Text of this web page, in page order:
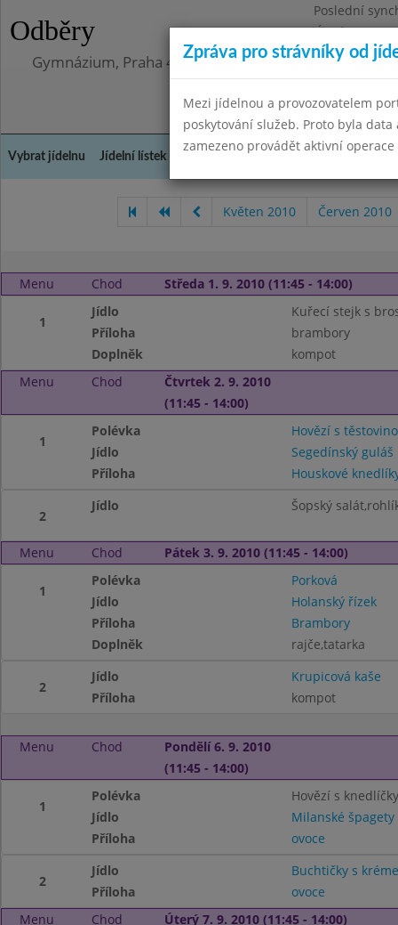
Odběry
Poslední
Úterý
Gymnázium, Praha 4, Budějovická 680
Vybrat jídelnu Jídelní lístek Kontakty a informace
Květen 2010 Červen 2010
Menu Chod Středa 1. 9. 2010 (11:45 - 14:00)
1
Jídlo
Kuřecí stejk s
Příloha
brambory
Doplněk
kompot
Menu
Chod
Čtvrtek 2. 9. 2010
(11:45 - 14:00)
1
Polévka
Hovězí s
Jídlo
Segedínský guláš
Příloha
Houskové
2
Jídlo Šopský
Menu Chod Pátek 3. 9. 2010 (11:45 - 14:00)
1
Polévka
Porková
Jídlo
Holanský řízek
Příloha
Brambory
Doplněk
rajče,tatarka
2
Jídlo
Krupicová kaše
Příloha
kompot
Menu Chod
Pondělí 6. 9. 2010
(11:45 - 14:00)
1
Polévka
Hovězí s knedlíčky
Jídlo
Milanské špagety
Příloha
ovoce
2
Jídlo
Buchtičky s
Příloha
ovoce
Menu
Chod Úterý 7. 9. 2010 (11:45 - 14:00)
Zpráva pro strávníky od
Mezi jídelnou a provozovatelem
poskytování služeb. Proto byla
zamezeno provádět aktivní